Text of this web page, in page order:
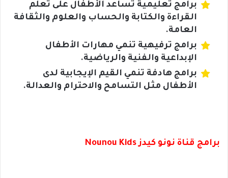
برامج تعليمية تساعد الأطفال على تعلم
القراءة والكتابة والحساب والعلوم والثقافة
العامة.
برامج ترفيهية تنمي مهارات الأطفال
الإبداعية والفنية والرياضية.
برامج هادفة تنمي القيم الإيجابية لدى
الأطفال مثل التسامح والاحترام والعدالة.
برامج قناة نونو كيدز Nounou Kids